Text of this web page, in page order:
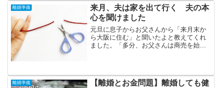
思っています。自己破産したら夫の生命
保険はどうなる？夫は...
離婚準備
来月、夫は家を出て行く 夫の本
心を聞けました
元旦に息子からお父さんから「来月末か
ら大阪に住む」と聞いたよと教えてくれ
ました。「多分、お父さんは商売を始め
けるんじゃないかと思ってい...
離婚準備
【離婚とお金問題】離婚しても健